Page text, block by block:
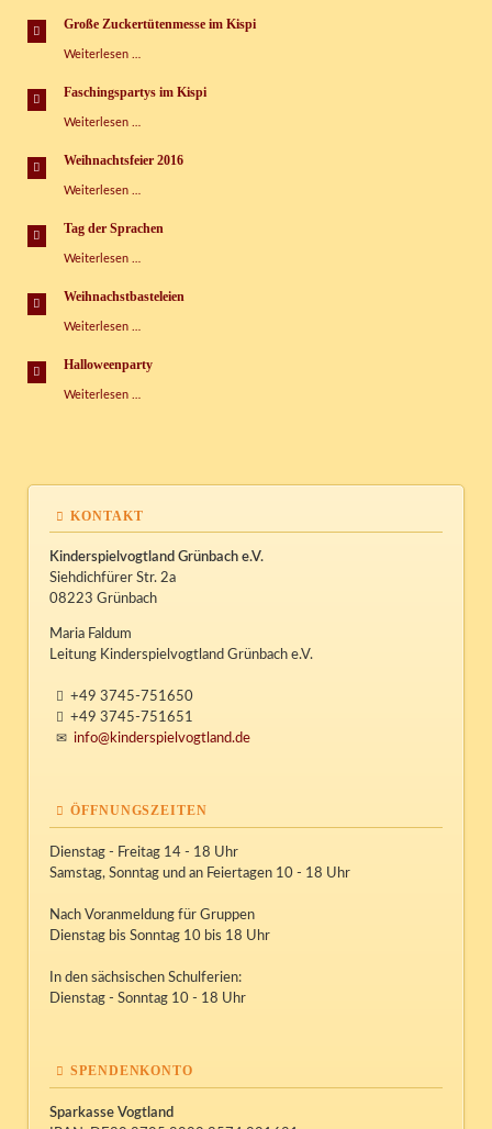
Tag
Kinderspielhaus
Große Zuckertütenmesse im Kispi
Weiterlesen …
im
Faschingspartys im Kispi
Weiterlesen …
Kispi
Weihnachtsfeier 2016
Weiterlesen …
Tag der Sprachen
Weiterlesen …
Sprachen
Weihnachstbasteleien
Weiterlesen …
Halloweenparty
Weiterlesen …
KONTAKT
Kinderspielvogtland Grünbach e.V.
Siehdichfürer Str. 2a
08223 Grünbach
Maria Faldum
Leitung Kinderspielvogtland Grünbach e.V.
+49 3745-751650
+49 3745-751651
info@kinderspielvogtland.de
ÖFFNUNGSZEITEN
Dienstag - Freitag 14 - 18 Uhr
Samstag, Sonntag und an Feiertagen 10 - 18 Uhr
Nach Voranmeldung für Gruppen
Dienstag bis Sonntag 10 bis 18 Uhr
In den sächsischen Schulferien:
Dienstag - Sonntag 10 - 18 Uhr
SPENDENKONTO
Sparkasse Vogtland